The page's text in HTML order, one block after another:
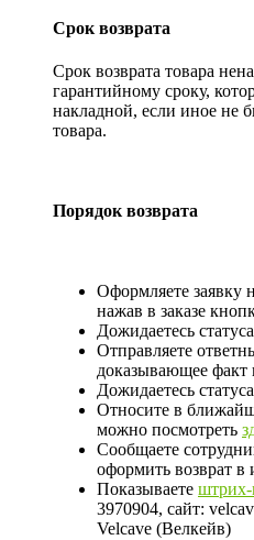
Срок возврата
Срок возврата товара
гарантийному сроку,
накладной, если иное не
товара.
Порядок возврата
Оформляете заявку
нажав в заказе
Дожидаетесь
Отправляете
доказывающее факт
Дожидаетесь
Относите в
можно посмотреть
Сообщаете
оформить возврат в
Показываете штрих-
3970904, сайт:
Velcave (Велкейв)